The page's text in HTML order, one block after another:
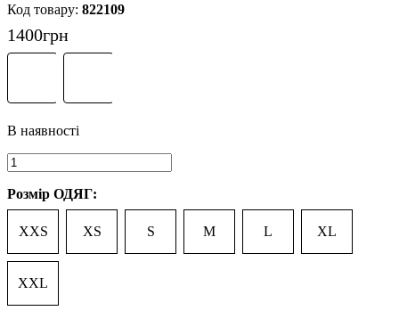
822109
1400грн
Розмір ОДЯГ:
XXS XS S M L XL
XXL